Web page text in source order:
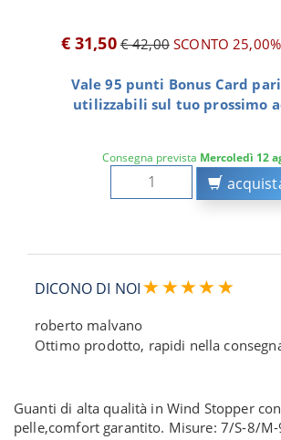
€ 31,50 € 42,00SCONTO 25,00%
Vale 95 punti Bonus Card pari
utilizzabili sul tuo prossimo
Consegna prevista Mercoledì 12
DICONO DI NOI
roberto malvano
Ottimo prodotto, rapidi nella
Guanti di alta qualità in Wind Stopper
pelle,comfort garantito. Misure: 7/S-8/